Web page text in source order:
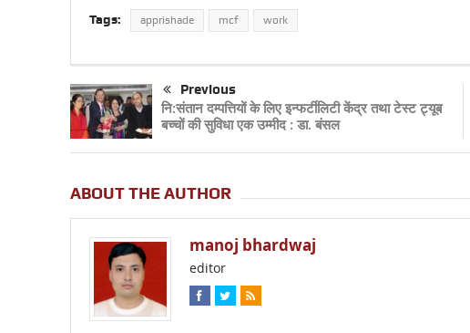
Tags: apprishade mcf work
Previous
नि:संतान दम्पत्तियों के लिए इन्फर्टीलिटी केंद्र तथा टेस्ट ट्यूब
बच्चों की सुविधा एक उम्मीद : डा. बंसल
ABOUT THE AUTHOR
manoj bhardwaj
editor